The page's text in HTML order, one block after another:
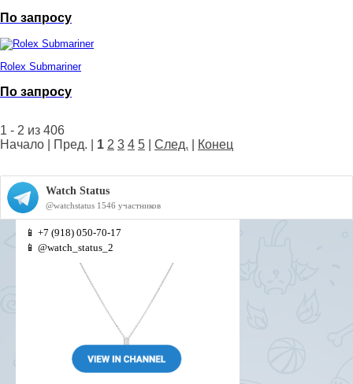
По запросу
Rolex Submariner
По запросу
1 - 2 из 406
Начало | Пред. | 1 2 3 4 5 След. Конец